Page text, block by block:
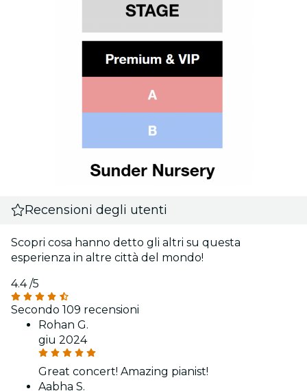
Recensioni degli utenti
Scopri cosa hanno detto gli altri su questa
esperienza in altre città del mondo!
4.4/5
Secondo 109 recensioni
Rohan G.
giu 2024
Great concert! Amazing pianist!
Aabha S.